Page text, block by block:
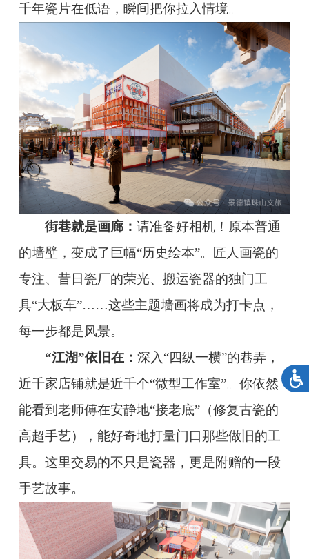
千年瓷片在低语，瞬间把你拉入情境。
街巷就是画廊：请准备好相机！原本普通
的墙壁，变成了巨幅“历史绘本”。匠人画瓷的
专注、昔日瓷厂的荣光、搬运瓷器的独门工
具“大板车”……这些主题墙画将成为打卡点，
每一步都是风景。
“江湖”依旧在：深入“四纵一横”的巷弄，
近千家店铺就是近千个“微型工作室”。你依然
能看到老师傅在安静地“接老底”（修复古瓷的
高超手艺），能好奇地打量门口那些做旧的工
具。这里交易的不只是瓷器，更是附赠的一段
手艺故事。